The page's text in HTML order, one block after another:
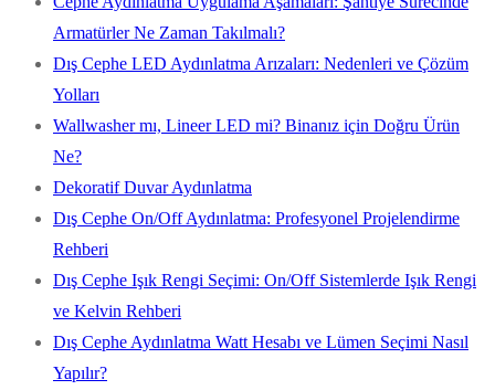
Armatürler Ne Zaman Takılmalı?
Dış Cephe LED Aydınlatma Arızaları: Nedenleri ve Çözüm
Yolları
Wallwasher mı, Lineer LED mi? Binanız için Doğru Ürün
Ne?
Dekoratif Duvar Aydınlatma
Dış Cephe On/Off Aydınlatma: Profesyonel Projelendirme
Rehberi
Dış Cephe Işık Rengi Seçimi: On/Off Sistemlerde Işık Rengi
ve Kelvin Rehberi
Dış Cephe Aydınlatma Watt Hesabı ve Lümen Seçimi Nasıl
Yapılır?